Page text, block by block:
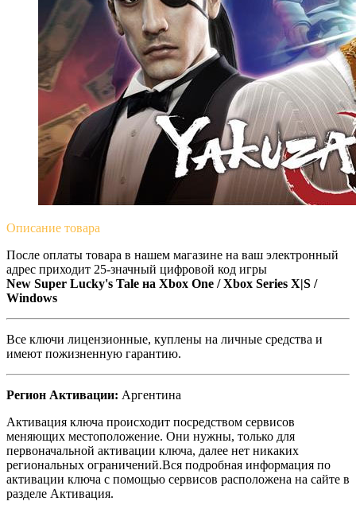
Описание товара
После оплаты товара в нашем магазине на ваш электронный
адрес приходит 25-значный цифровой код игры
New Super Lucky's Tale на Xbox One / Xbox Series X|S /
Windows
Все ключи лицензионные, куплены на личные средства и
имеют пожизненную гарантию.
Регион Активации: Аргентина
Активация ключа происходит посредством сервисов
меняющих местоположение. Они нужны, только для
первоначальной активации ключа, далее нет никаких
региональных ограничений.Вся подробная информация по
активации ключа с помощью сервисов расположена на сайте в
разделе Активация.